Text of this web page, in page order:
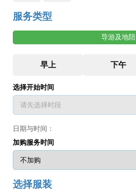
服务类型
导游及地陪
选择开始时间
日期与时间：
加购服务时间
选择服装